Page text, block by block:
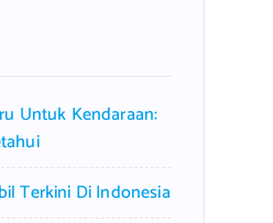
Untuk Kendaraan:
Terkini Di Indonesia